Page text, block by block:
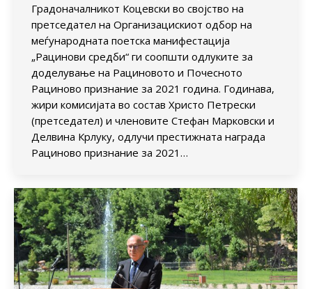
Градоначалникот Коцевски во својство на
претседател на Организацискиот одбор на
меѓународната поетска манифестација
„Рацинови средби“ ги соопшти одлуките за
доделување на Рациновото и Почесното
Рациново признание за 2021 година. Годинава,
жири комисијата во состав Христо Петрески
(претседател) и членовите Стефан Марковски и
Делвина Крлуку, одлучи престижната награда
Рациново признание за 2021…